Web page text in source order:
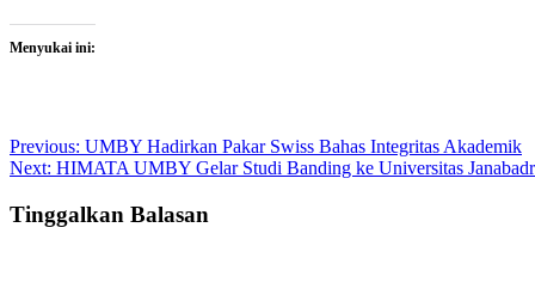
Menyukai ini:
Post
navigation
Previous: UMBY Hadirkan Pakar Swiss Bahas Integritas Akademik
Next: HIMATA UMBY Gelar Studi Banding ke Universitas
Tinggalkan Balasan